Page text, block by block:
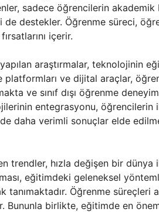
sadece öğrencilerin akademik
destekler. Öğrenme süreci,
içerir.
araştırmalar, teknolojinin
ve dijital araçlar,
ve sınıf dışı öğrenme
entegrasyonu, öğrencilerin
daha verimli sonuçlar elde
trendler, hızla değişen bir
eğitimdeki geleneksel
tanımaktadır. Öğrenme
Bununla birlikte, eğitimde en